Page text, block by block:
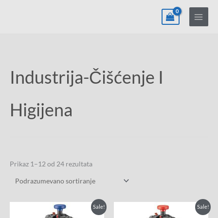
Industrija-Čišćenje I
Higijena
Prikaz 1–12 od 24 rezultata
Sale!
Originalna
cena
Trenutna
Sale!
Originalna
cena
Trenutna